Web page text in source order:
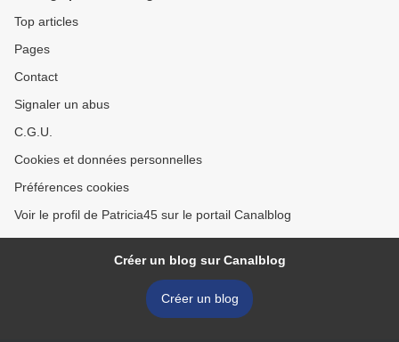
Top articles
Pages
Contact
Signaler un abus
C.G.U.
Cookies et données personnelles
Préférences cookies
Voir le profil de Patricia45 sur le portail Canalblog
Créer un blog sur Canalblog
Créer un blog